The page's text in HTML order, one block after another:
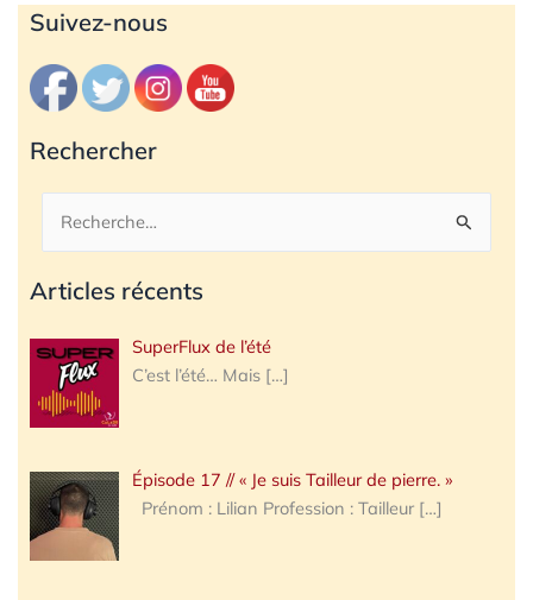
Suivez-nous
Rechercher
Rechercher :
Articles récents
SuperFlux de l’été
C’est l’été… Mais […]
Épisode 17 // « Je suis Tailleur de pierre. »
Prénom : Lilian Profession : Tailleur […]
Archives